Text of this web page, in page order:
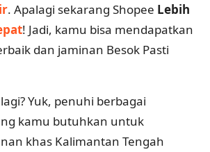
. Apalagi sekarang Shopee Lebih
! Jadi, kamu bisa mendapatkan
dan jaminan Besok Pasti
Yuk, penuhi berbagai
kamu butuhkan untuk
khas Kalimantan Tengah